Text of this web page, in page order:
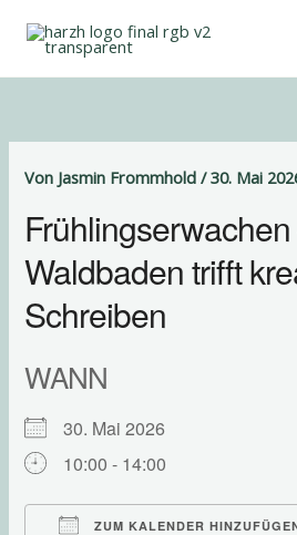
Inhalt
springen
Von Jasmin Frommhold/30. Mai
Waldbaden trifft
Schreiben
WANN
30. Mai 2026
10:00 - 14:00
ZUM KALENDER